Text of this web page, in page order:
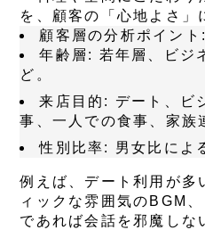
を、顧客の「心地よさ」
顧客層の分析ポイント:
年齢層: 若年層、ビジ
ど。
来店目的:
デート、ビ
事、一人での食事、家族
性別比率:
男女比によ
例えば、デート利用が多
ィックな雰囲気のBGM
であれば会話を邪魔しな